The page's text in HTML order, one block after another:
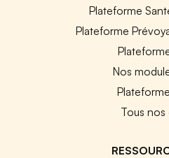
Plateforme
Plateforme
Nos
Tous nos